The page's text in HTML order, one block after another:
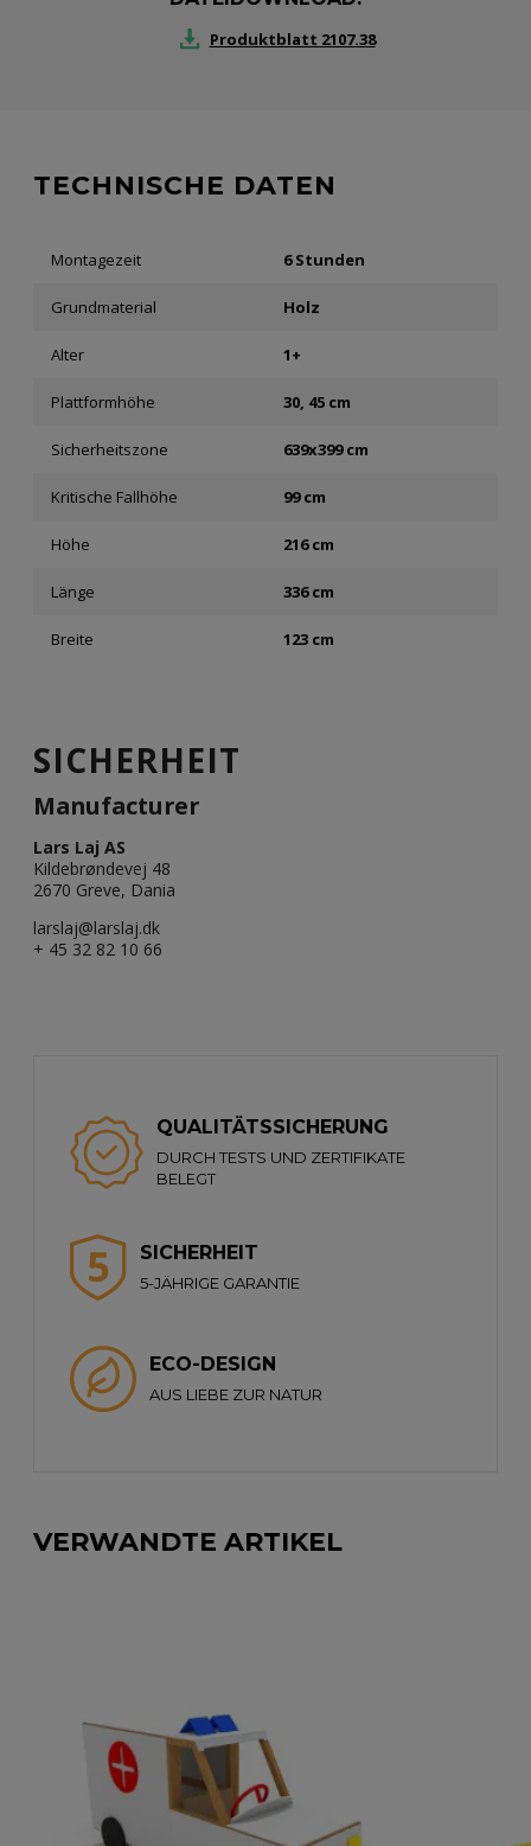
Produktblatt 2107.38
TECHNISCHE DATEN
Montagezeit 6 Stunden
Grundmaterial Holz
Alter 1+
Plattformhöhe 30, 45 cm
Sicherheitszone 639x399 cm
Kritische Fallhöhe 99 cm
Höhe 216 cm
Länge 336 cm
Breite 123 cm
SICHERHEIT
Manufacturer
Lars Laj AS
Kildebrøndevej 48
2670 Greve, Dania
larslaj@larslaj.dk
+ 45 32 82 10 66
QUALITÄTSSICHERUNG
DURCH TESTS UND ZERTIFIKATE
BELEGT
SICHERHEIT
5-JÄHRIGE GARANTIE
ECO-DESIGN
AUS LIEBE ZUR NATUR
VERWANDTE ARTIKEL